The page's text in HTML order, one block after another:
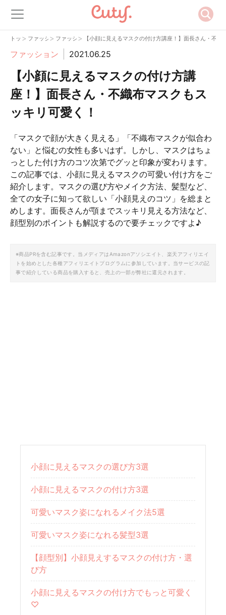
トップ
> ファッション
> ファッション
> 【小顔に見えるマスクの付け方講座！】面長さん・不
ファッション 2021.06.25
【小顔に見えるマスクの付け方講
座！】面長さん・不織布マスクもス
ッキリ可愛く！
「マスクで顔が大きく見える」「不織布マスクが似合わ
ない」と悩むの女性も多いはず。しかし、マスクはちょ
っとした付け方のコツ次第でグッと印象が変わります。
この記事では、小顔に見えるマスクの可愛い付け方をご
紹介します。マスクの選び方やメイク方法、髪型など、
全ての女子に知って欲しい「小顔見えのコツ」を総まと
めします。面長さんが顎までスッキリ見える方法など、
顔型別のポイントも解説するので要チェックですよ♪
※商品PRを含む記事です。当メディアはAmazonアソシエイト、楽天アフィリエイ
トを始めとした各種アフィリエイトプログラムに参加しています。当サービスの記
事で紹介している商品を購入すると、売上の一部が弊社に還元されます。
小顔に見えるマスクの選び方3選
小顔に見えるマスクの付け方3選
可愛いマスク姿になれるメイク法5選
可愛いマスク姿になれる髪型3選
【顔型別】小顔見えするマスクの付け方・選
び方
小顔に見えるマスクの付け方でもっと可愛く
♡